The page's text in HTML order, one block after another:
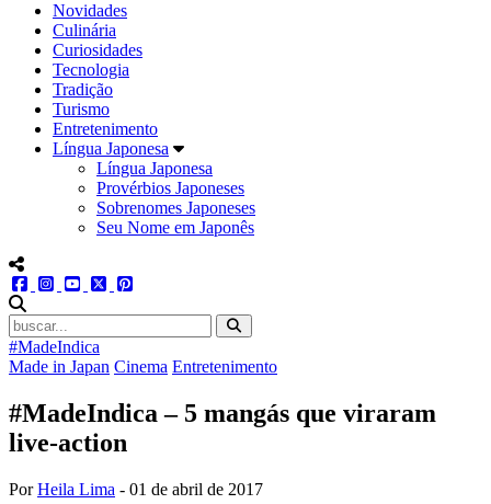
Novidades
Culinária
Curiosidades
Tecnologia
Tradição
Turismo
Entretenimento
Língua Japonesa
Língua Japonesa
Provérbios Japoneses
Sobrenomes Japoneses
Seu Nome em Japonês
menu redes social
facebookinstagram
youtube
twitter
#MadeIndica
Made in Japan Cinema Entretenimento
#MadeIndica – 5 mangás que viraram
live-action
PorHeila Lima - 01 de abril de 2017